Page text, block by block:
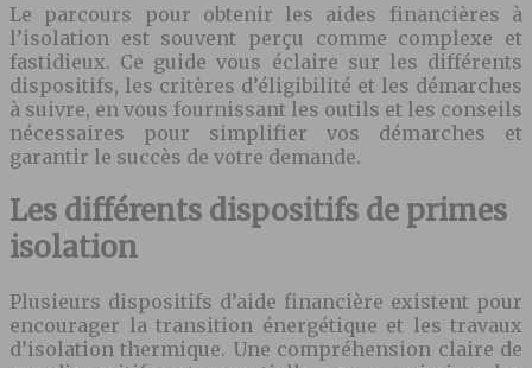
Le parcours pour obtenir les aides financières à
l’isolation est souvent perçu comme complexe et
fastidieux. Ce guide vous éclaire sur les différents
dispositifs, les critères d’éligibilité et les démarches
à suivre, en vous fournissant les outils et les conseils
nécessaires pour simplifier vos démarches et
garantir le succès de votre demande.
Les différents dispositifs de primes
isolation
Plusieurs dispositifs d’aide financière existent pour
encourager la transition énergétique et les travaux
d’isolation thermique. Une compréhension claire de